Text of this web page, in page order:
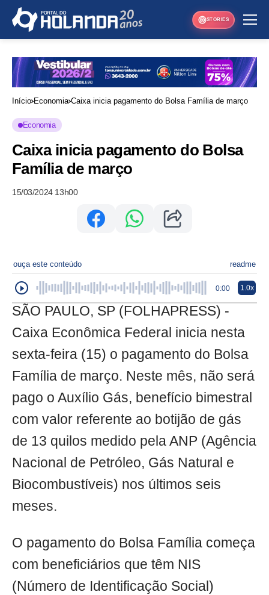
STORIES
Início Economia Caixa inicia pagamento do Bolsa Família de março
Economia
Caixa inicia pagamento do Bolsa
Família de março
15/03/2024 13h00
ouça este conteúdo readme
0:00 1.0x
SÃO PAULO, SP (FOLHAPRESS) -
Caixa Econômica Federal inicia nesta
sexta-feira (15) o pagamento do Bolsa
Família de março. Neste mês, não será
pago o Auxílio Gás, benefício bimestral
com valor referente ao botijão de gás
de 13 quilos medido pela ANP (Agência
Nacional de Petróleo, Gás Natural e
Biocombustíveis) nos últimos seis
meses.
O pagamento do Bolsa Família começa
com beneficiários que têm NIS
(Número de Identificação Social)